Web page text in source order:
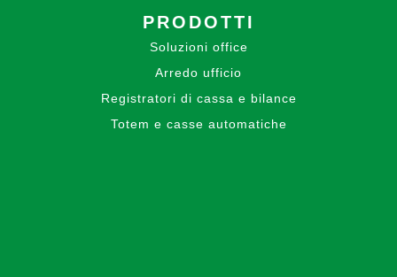
PRODOTTI
Soluzioni office
Arredo ufficio
Registratori di cassa e bilance
Totem e casse automatiche